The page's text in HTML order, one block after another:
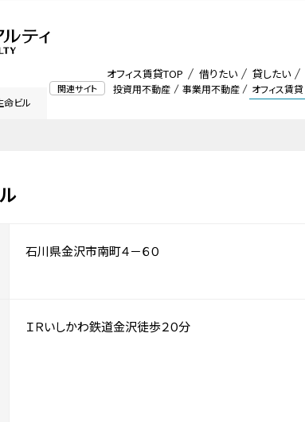
関連サイト 投資用不動産 事業用不動産 オフィス賃貸
オフィス賃貸TOP 借りたい 貸したい
ビル
石川県金沢市南町４－６０
ＩＲいしかわ鉄道金沢徒歩２０分